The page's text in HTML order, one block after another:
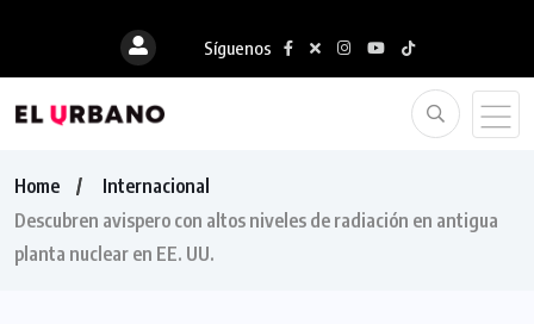
Síguenos
Home
Internacional
Descubren avispero con altos niveles de radiación en antigua
planta nuclear en EE. UU.